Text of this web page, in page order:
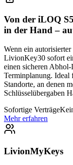
Von der iLOQ
in der Hand –
Wenn ein
LivionKey30 sofort
einen sicheren
Terminplanung. Ideal
Standorte, an denen
Schlüsselübergaben
Sofortige Verträge
Mehr erfahren
LivionMyKeys